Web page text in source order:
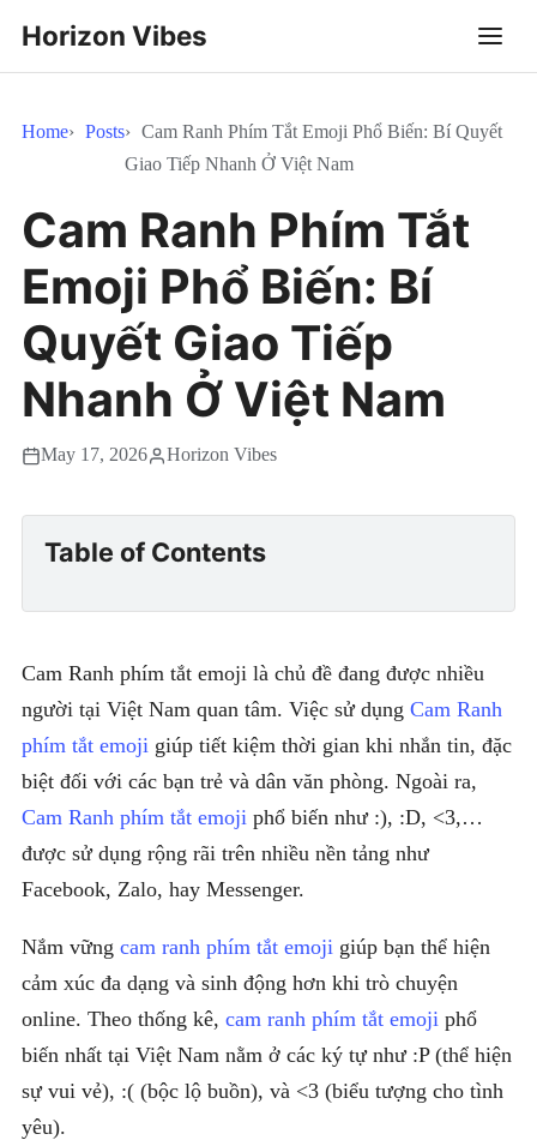
Horizon Vibes
Home Posts
Cam Ranh Phím Tắt Emoji Phổ Biến: Bí Quyết
Giao Tiếp Nhanh Ở Việt Nam
Cam Ranh Phím Tắt
Emoji Phổ Biến: Bí
Quyết Giao Tiếp
Nhanh Ở Việt Nam
May 17, 2026 Horizon Vibes
Table of Contents
Cam Ranh phím tắt emoji là chủ đề đang được nhiều
người tại Việt Nam quan tâm. Việc sử dụng Cam Ranh
phím tắt emoji giúp tiết kiệm thời gian khi nhắn tin, đặc
biệt đối với các bạn trẻ và dân văn phòng. Ngoài ra,
Cam Ranh phím tắt emoji phổ biến như :), :D, <3,…
được sử dụng rộng rãi trên nhiều nền tảng như
Facebook, Zalo, hay Messenger.
Nắm vững cam ranh phím tắt emoji giúp bạn thể hiện
cảm xúc đa dạng và sinh động hơn khi trò chuyện
online. Theo thống kê, cam ranh phím tắt emoji phổ
biến nhất tại Việt Nam nằm ở các ký tự như :P (thể hiện
sự vui vẻ), :( (bộc lộ buồn), và <3 (biểu tượng cho tình
yêu).